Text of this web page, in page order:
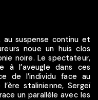
au suspense continu et
noue un huis clos
noire. Le spectateur,
à l’aveugle dans ces
de l’individu face au
stalinienne, Sergeï
un parallèle avec les